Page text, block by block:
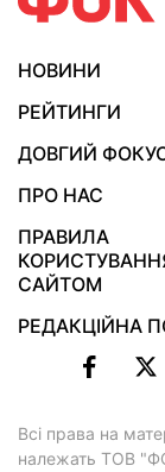
НОВИНИ
РЕЙТИНГИ
ДОВГИЙ
ПРО НАС
ПРАВИЛА
САЙТОМ
РЕДАКЦІЙНА
Всі права на
належать ТОВ